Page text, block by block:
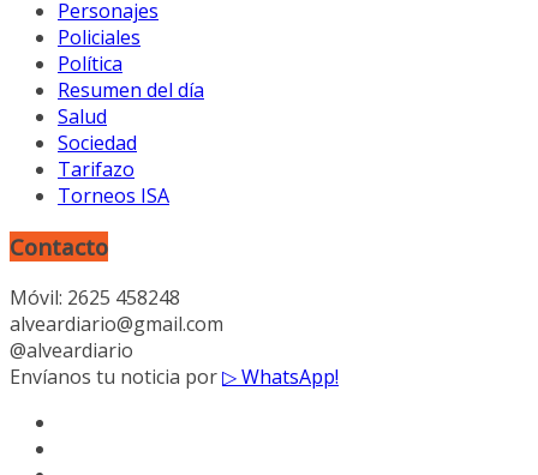
Personajes
Policiales
Política
Resumen del día
Salud
Sociedad
Tarifazo
Torneos ISA
Contacto
Móvil: 2625 458248
alveardiario@gmail.com
@alveardiario
Envíanos tu noticia por▷ WhatsApp!